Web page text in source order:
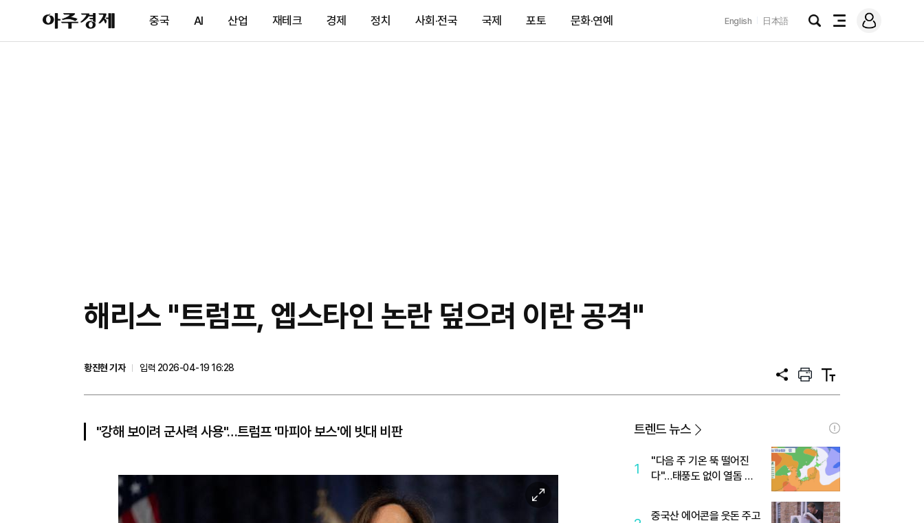
아
주
제
중국 AI 산업 재테크 경제 정치 사회·전국 국제 포토 문화·연예 English 日本語
검
전
메
그
해리스 "트럼프, 엡스타인 논란 덮으려 이란 공격"
황진현 기자
입력 2026-04-19 16:28
공
프
트
텍
트
"강해 보이려 군사력 사용"…트럼프 '마피아 보스'에 빗대 비판 트렌드 뉴스
1
"다음 주 기온 뚝 떨어진
다"…태풍도 없이 열돔 박
중국산 에어콘을 웃돈 주고